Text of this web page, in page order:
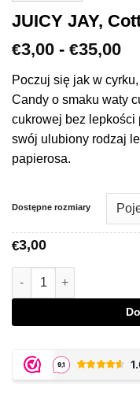
JUICY JAY,
€3,00 - €35,00
do
Poczuj się jak w
Candy o smaku waty
cukrowej bez lepkości
swój ulubiony rodzaj
papierosa.
Dostępne rozmiary
€3,00
Ilość JUICY JAY,